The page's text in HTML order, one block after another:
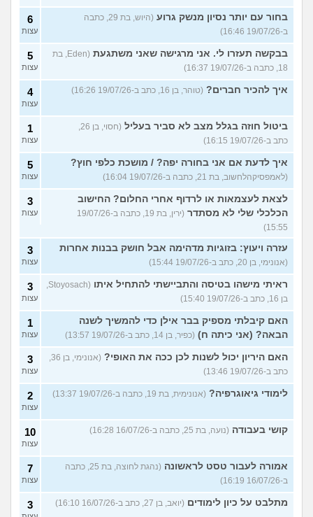
בחור עם יותר נסיון מנשק גרוע
(היוש, בת 29, כתבה
ב-19/07/26 16:46)
6
עצות
בבקשה תעזרו לי. אני מרגישה שאני משתגעת
(Eden, בת
18, כתבה ב-19/07/26 16:37)
5
עצות
איך להכיר חברים? (טוהר, בן 16, כתב ב-19/07/26 16:26) 4
עצות
ביטול חוזה בגלל מצב לא סביר בעליל
(חסוי, בן 26,
כתב ב-19/07/26 16:15)
1
עצות
איך לדעת אם אני בחורה יפה? / מושכת כלפי חוץ?
(לאמפסיקהלחשוב, בת 21, כתבה ב-19/07/26 16:04)
5
עצות
לצאת לעצמאות או לרדוף אחרי החלום? החישוב
הכלכלי שלי לא מסתדר
(ירין, בת 19, כתבה ב-19/07/26
15:55)
3
עצות
עזרה ויעוץ: בזוגיות מדהימה אבל חושק בבנות אחרות
(אנונימי, בן 20, כתב ב-19/07/26 15:44)
3
עצות
ראיתי מישהו בטיסה והתביישתי להתחיל איתו
(Stoyosach,
בן 16, כתב ב-19/07/26 15:40)
3
עצות
האם קיבלתי מספיק בבר אילן כדי להמשיך לשנה
הבאה? (אני כיתה ח) (כפיר, בן 14, כתב ב-19/07/26 13:57)
1
עצות
האם היריון יכול לשנות לכן ככה את האופי?
(אנונימי, בן 36,
כתב ב-19/07/26 13:46)
3
עצות
לימודי גיאוגרפיה? (אנונימית, בת 19, כתבה ב-19/07/26 13:37) 2
עצות
קושי בעבודה (נועה, בת 25, כתבה ב-16/07/26 16:28) 10
עצות
אמורה לעבור טסט לראשונה
(נהגת לחוצה, בת 25, כתבה
ב-16/07/26 16:19)
7
עצות
מתלבט על כיון לימודים (יואב, בן 27, כתב ב-16/07/26 16:10) 3